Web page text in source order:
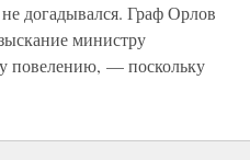
догадывался. Граф Орлов
министру
повелению, — поскольку